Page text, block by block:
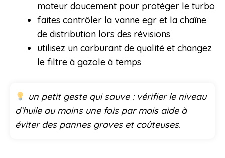
moteur doucement pour protéger le turbo
faites contrôler la vanne egr et la chaîne
de distribution lors des révisions
utilisez un carburant de qualité et changez
le filtre à gazole à temps
un petit geste qui sauve : vérifier le niveau
d’huile au moins une fois par mois aide à
éviter des pannes graves et coûteuses.